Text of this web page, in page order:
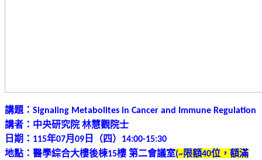
講題： Signaling Metabolites in Cancer and Immune Regulation
講者：中央研究院 林慧觀院士
日期： 115年07月 09 日（四） 14:00-15:30
地點：醫學綜合大樓後棟15樓 第二會議室(~限額40位，額滿